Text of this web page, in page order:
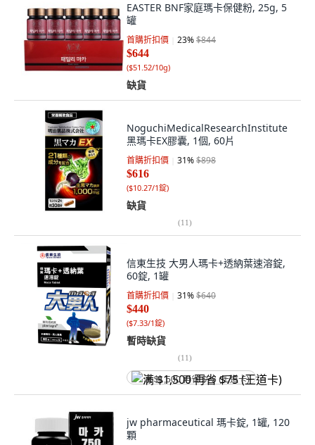
EASTER BNF家庭瑪卡保健粉, 25g, 5
罐
首購折扣價 23%$844
$644
($51.52/10g)
缺貨
NoguchiMedicalResearchInstitute
黑瑪卡EX膠囊, 1個, 60片
首購折扣價 31%$898
$616
($10.27/1錠)
缺貨
(11)
信東生技 大男人瑪卡+透納葉速溶錠,
60錠, 1罐
首購折扣價 31%$640
$440
($7.33/1錠)
暫時缺貨
(11)
满 $1,500 再省 $75 (王道卡)
jw pharmaceutical 瑪卡錠, 1罐, 120
顆